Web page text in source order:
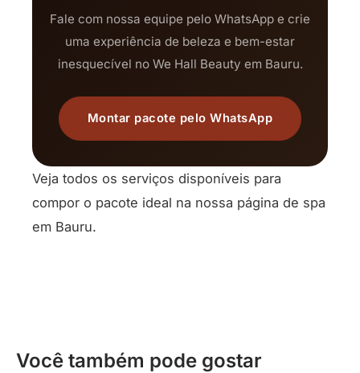
Fale com nossa equipe pelo WhatsApp e crie
uma experiência de beleza e bem-estar
inesquecível no We Hall Beauty em Bauru.
Montar pacote pelo WhatsApp
Veja todos os serviços disponíveis para
compor o pacote ideal na nossa página de spa
em Bauru.
Você também pode gostar